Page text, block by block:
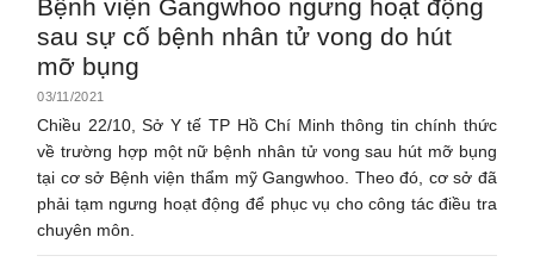
Bệnh viện Gangwhoo ngưng hoạt động
sau sự cố bệnh nhân tử vong do hút
mỡ bụng
03/11/2021
Chiều 22/10, Sở Y tế TP Hồ Chí Minh thông tin chính thức
về trường hợp một nữ bệnh nhân tử vong sau hút mỡ bụng
tại cơ sở Bệnh viện thẩm mỹ Gangwhoo. Theo đó, cơ sở đã
phải tạm ngưng hoạt động để phục vụ cho công tác điều tra
chuyên môn.